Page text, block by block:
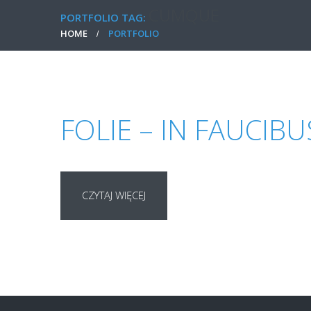
PORTFOLIO TAG:
HOME PORTFOLIO
FOLIE – IN
CZYTAJ WIĘCEJ